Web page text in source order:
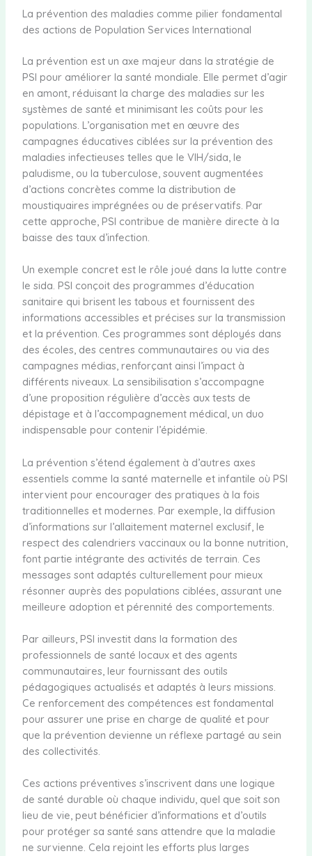
La prévention des maladies comme pilier fondamental
des actions de Population Services International
La prévention est un axe majeur dans la stratégie de
PSI pour améliorer la santé mondiale. Elle permet d’agir
en amont, réduisant la charge des maladies sur les
systèmes de santé et minimisant les coûts pour les
populations. L’organisation met en œuvre des
campagnes éducatives ciblées sur la prévention des
maladies infectieuses telles que le VIH/sida, le
paludisme, ou la tuberculose, souvent augmentées
d’actions concrètes comme la distribution de
moustiquaires imprégnées ou de préservatifs. Par
cette approche, PSI contribue de manière directe à la
baisse des taux d’infection.
Un exemple concret est le rôle joué dans la lutte contre
le sida. PSI conçoit des programmes d’éducation
sanitaire qui brisent les tabous et fournissent des
informations accessibles et précises sur la transmission
et la prévention. Ces programmes sont déployés dans
des écoles, des centres communautaires ou via des
campagnes médias, renforçant ainsi l’impact à
différents niveaux. La sensibilisation s’accompagne
d’une proposition régulière d’accès aux tests de
dépistage et à l’accompagnement médical, un duo
indispensable pour contenir l’épidémie.
La prévention s’étend également à d’autres axes
essentiels comme la santé maternelle et infantile où PSI
intervient pour encourager des pratiques à la fois
traditionnelles et modernes. Par exemple, la diffusion
d’informations sur l’allaitement maternel exclusif, le
respect des calendriers vaccinaux ou la bonne nutrition,
font partie intégrante des activités de terrain. Ces
messages sont adaptés culturellement pour mieux
résonner auprès des populations ciblées, assurant une
meilleure adoption et pérennité des comportements.
Par ailleurs, PSI investit dans la formation des
professionnels de santé locaux et des agents
communautaires, leur fournissant des outils
pédagogiques actualisés et adaptés à leurs missions.
Ce renforcement des compétences est fondamental
pour assurer une prise en charge de qualité et pour
que la prévention devienne un réflexe partagé au sein
des collectivités.
Ces actions préventives s’inscrivent dans une logique
de santé durable où chaque individu, quel que soit son
lieu de vie, peut bénéficier d’informations et d’outils
pour protéger sa santé sans attendre que la maladie
ne survienne. Cela rejoint les efforts plus larges